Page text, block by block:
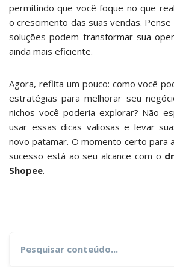
permitindo que você foque no que
o crescimento das suas vendas.
soluções podem transformar sua
ainda mais eficiente.
Agora, reflita um pouco: como você
estratégias para melhorar seu
nichos você poderia explorar? Não
usar essas dicas valiosas e levar
novo patamar. O momento certo para
sucesso está ao seu alcance com o
Shopee.